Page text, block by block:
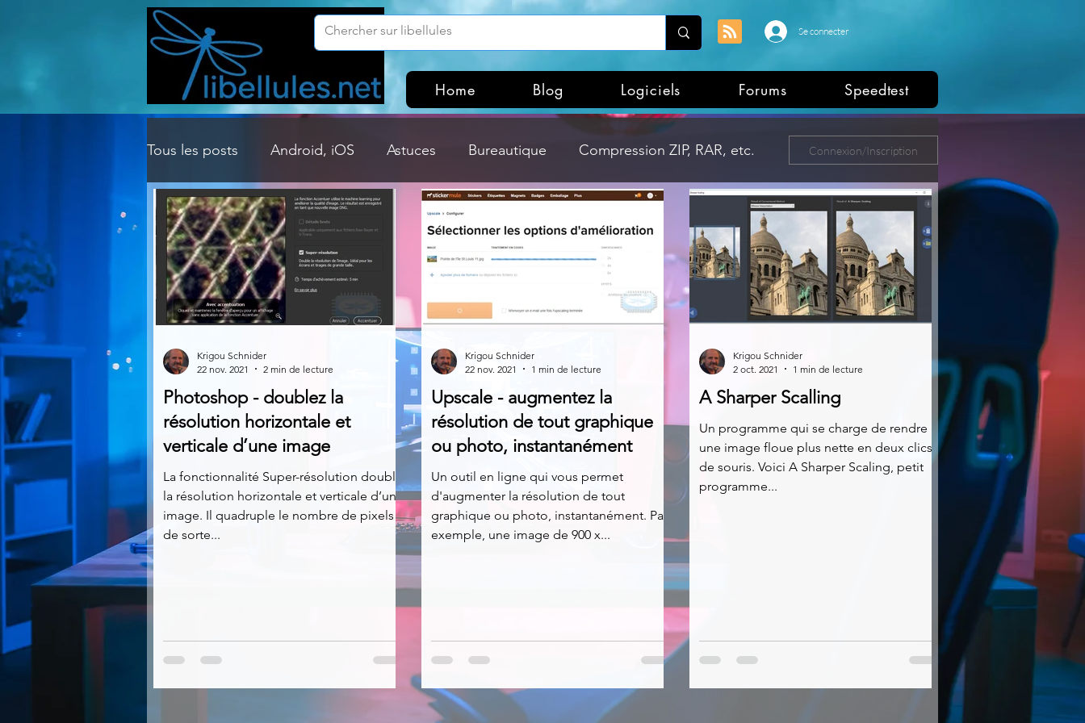
Se connecter
Home Blog Logiciels Forums Speedtest
Tous les posts Android, iOS Astuces Bureautique Compression ZIP, RAR, etc.
Customisation Windows Dossier Windows
Gestion Système Graphisme Hardware
Linux Mises à jour
Multimedia Navigateurs News Nirsoft Occupation disque
Photographie Réseaux Réseaux sociaux Sécurité Services en ligne
Video Logiciels les plus recherchés
Connexion/Inscription
Photoshop - doublez la
résolution horizontale et
verticale d’une image
La fonctionnalité Super-résolution double
la résolution horizontale et verticale d’une
image. Il quadruple le nombre de pixels
de sorte...
Krigou Schnider
22 nov. 2021
2 min de lecture
Upscale - augmentez la
résolution de tout graphique
ou photo, instantanément
Un outil en ligne qui vous permet
d'augmenter la résolution de tout
graphique ou photo, instantanément. Par
exemple, une image de 900 x...
Krigou Schnider
22 nov. 2021
1 min de lecture
A Sharper Scalling
Un programme qui se charge de rendre
une image floue plus nette en deux clics
de souris. Voici A Sharper Scaling, petit
programme...
Krigou Schnider
2 oct. 2021
1 min de lecture